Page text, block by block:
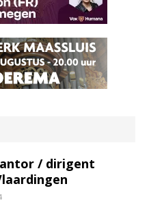
/ dirigent